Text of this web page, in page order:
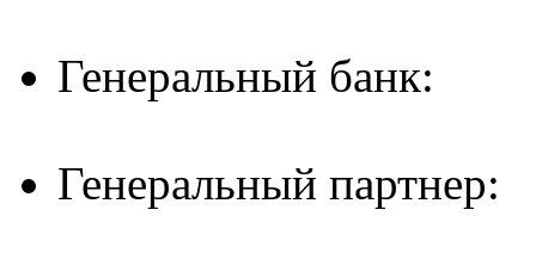
Генеральный банк:
Генеральный партнер: